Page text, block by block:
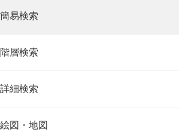
簡易検索
階層検索
詳細検索
絵図・地図